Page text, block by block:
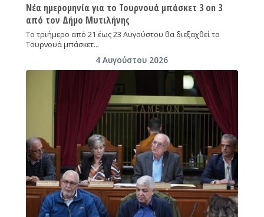
Νέα ημερομηνία για το Τουρνουά μπάσκετ 3 on 3
από τον Δήμο Μυτιλήνης
Το τριήμερο από 21 έως 23 Αυγούστου θα διεξαχθεί το
Τουρνουά μπάσκετ…
4 Αυγούστου 2026